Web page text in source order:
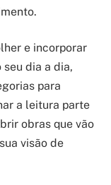
e incorporar
seu dia a dia,
para
a leitura parte
obras que vão
visão de